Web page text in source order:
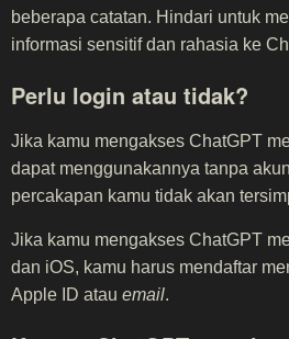
beberapa catatan. Hindari untuk
informasi sensitif dan rahasia ke
Perlu login atau tidak?
Jika kamu mengakses ChatGPT
dapat menggunakannya tanpa
percakapan kamu tidak akan
Jika kamu mengakses ChatGPT
dan iOS, kamu harus mendaftar
Apple ID atau email.